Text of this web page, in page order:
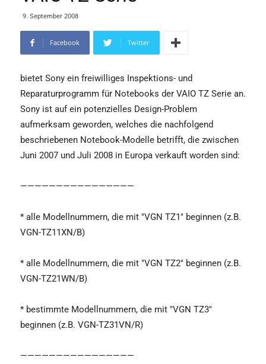
9. September 2008
Facebook Twitter
bietet Sony ein freiwilliges Inspektions- und
Reparaturprogramm für Notebooks der VAIO TZ Serie an.
Sony ist auf ein potenzielles Design-Problem
aufmerksam geworden, welches die nachfolgend
beschriebenen Notebook-Modelle betrifft, die zwischen
Juni 2007 und Juli 2008 in Europa verkauft worden sind:
————————————————
* alle Modellnummern, die mit "VGN TZ1" beginnen (z.B.
VGN-TZ11XN/B)
* alle Modellnummern, die mit "VGN TZ2" beginnen (z.B.
VGN-TZ21WN/B)
* bestimmte Modellnummern, die mit "VGN TZ3"
beginnen (z.B. VGN-TZ31VN/R)
————————————————